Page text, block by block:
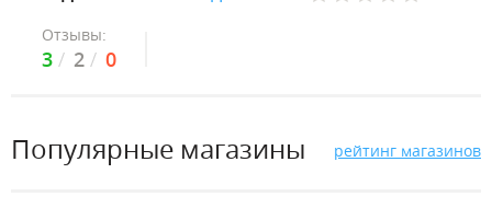
Отзывы:
3 2 0
Популярные магазины рейтинг магазинов